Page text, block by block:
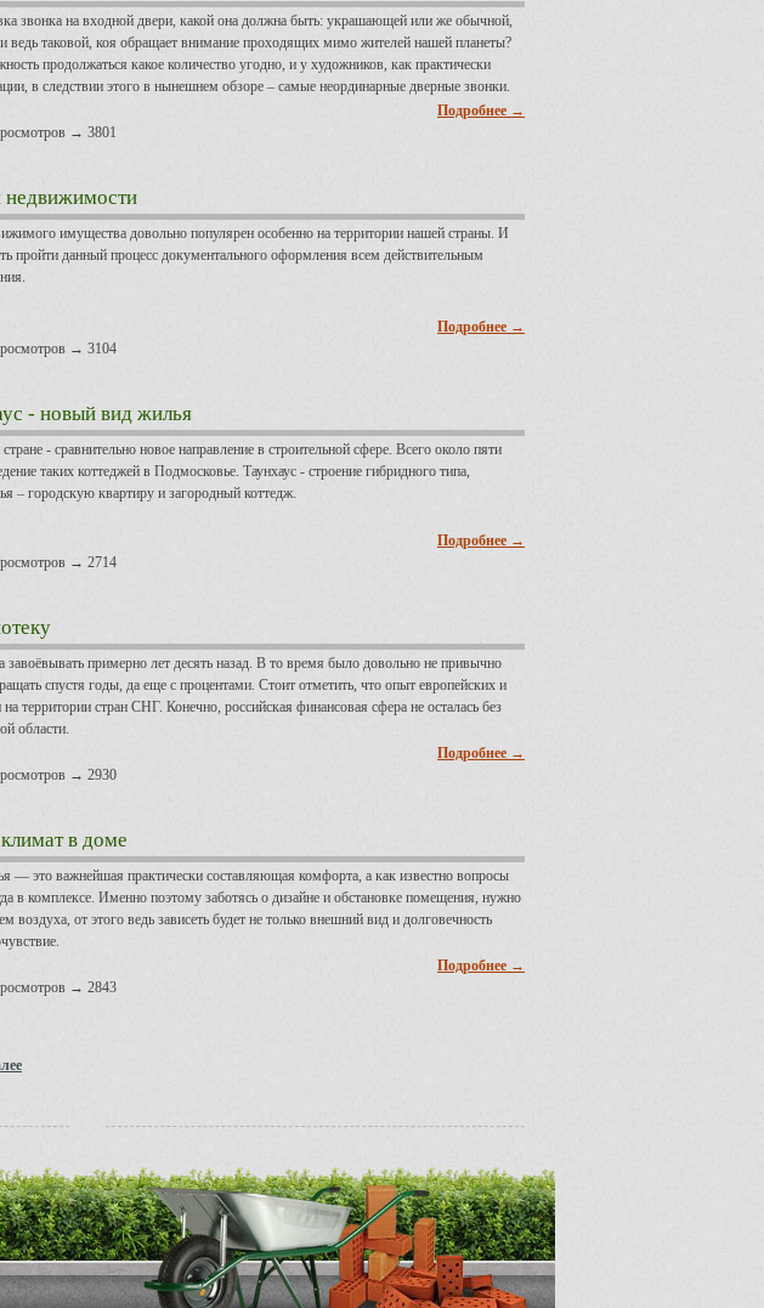
звонка на входной двери, какой она должна быть: украшающей или же обычной,
ведь таковой, коя обращает внимание проходящих мимо жителей нашей планеты?
продолжаться какое количество угодно, и у художников, как практически
в следствии этого в нынешнем обзоре – самые неординарные дверные звонки.
Подробнее →
→ 3801
имущества довольно популярен особенно на территории нашей страны. И
пройти данный процесс документального оформления всем действительным
Подробнее →
→ 3104
- новый вид жилья
- сравнительно новое направление в строительной сфере. Всего около пяти
таких коттеджей в Подмосковье. Таунхаус - строение гибридного типа,
– городскую квартиру и загородный коттедж.
Подробнее →
→ 2714
завоёвывать примерно лет десять назад. В то время было довольно не привычно
спустя годы, да еще с процентами. Стоит отметить, что опыт европейских и
территории стран СНГ. Конечно, российская финансовая сфера не осталась без
области.
Подробнее →
→ 2930
в доме
— это важнейшая практически составляющая комфорта, а как известно вопросы
в комплексе. Именно поэтому заботясь о дизайне и обстановке помещения, нужно
воздуха, от этого ведь зависеть будет не только внешний вид и долговечность
Подробнее →
→ 2843